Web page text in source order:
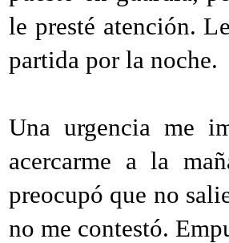
le presté atención.
partida por la noche.
Una urgencia me
acercarme a la
preocupó que no
no me contestó.